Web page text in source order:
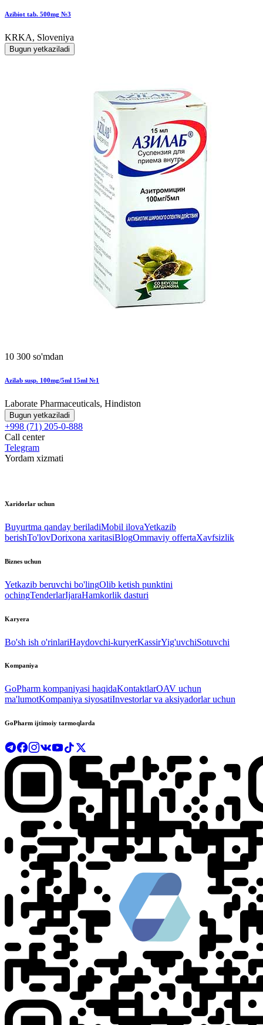
Azibiot tab. 500mg №3
KRKA, Sloveniya
Bugun yetkaziladi
10 300 so'mdan
Azilab susp. 100mg/5ml 15ml №1
Laborate Pharmaceuticals, Hindiston
Bugun yetkaziladi
+998 (71) 205-0-888
Call center
Telegram
Yordam xizmati
Xaridorlar uchun
Buyurtma qanday beriladiMobil ilovaYetkazib
berishTo'lovDorixona xaritasiBlogOmmaviy offertaXavfsizlik
Biznes uchun
Yetkazib beruvchi bo'lingOlib ketish punktini
ochingTenderlarIjaraHamkorlik dasturi
Karyera
Bo'sh ish o'rinlariHaydovchi-kuryerKassirYig'uvchiSotuvchi
Kompaniya
GoPharm kompaniyasi haqidaKontaktlarOAV uchun
ma'lumotKompaniya siyosatiInvestorlar va aksiyadorlar uchun
GoPharm ijtimoiy tarmoqlarda